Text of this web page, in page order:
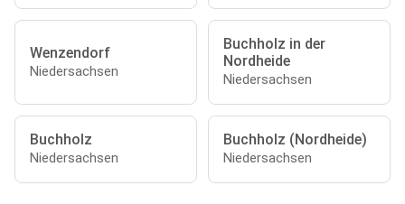
Wenzendorf
Niedersachsen
Buchholz in der
Nordheide
Niedersachsen
Buchholz
Niedersachsen
Buchholz (Nordheide)
Niedersachsen